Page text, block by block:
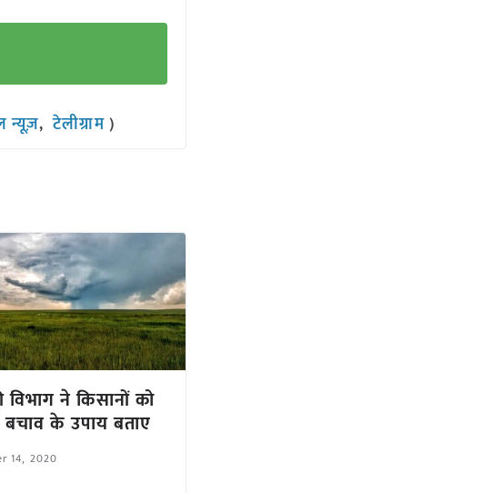
न्यूज़,टेलीग्राम)
विभाग ने किसानों को
के उपाय बताए
14, 2020